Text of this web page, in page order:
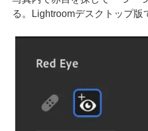
る。Lightroomデスクトップ版